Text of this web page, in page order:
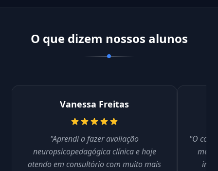
O que dizem nossos alunos
Vanessa Freitas
"Aprendi a fazer avaliação
neuropsicopedagógica clínica e hoje
atendo em consultório com muito mais
"O
me